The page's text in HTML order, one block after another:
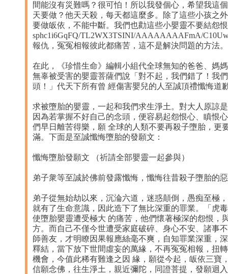
間能沒有災難嗎？很可怕！所以我發個心，希望我這
天要做？他天天殺，每天都這麼多。除了這些小孩之
要做皈依，不能中斷。我們也勸這些小嬰靈不要結怨恨
sphc1i6GqFQ/TL2WX3TSINI/AAAAAAAAFmA/
報仇，冤冤相報彼此都痛苦，這不是解決問題的方法
在此，《珍惜生命》編輯小組代全球無知的爸爸、媽
無辜被受害的嬰靈菩薩們說「對不起，我們錯了！我
頭！」代天下所有曾 經傷害嬰兒的人至誠頂禮懺悔道
求被墮胎的嬰靈，一起和我們求生淨土。對大人原諒
因為若掌握不好自己的念頭，便容易起怨恨心、瞋恨
們早日離苦得樂，願 全球的人類不要再殺子墮胎，更
滿。下面是至誠懺悔墮胎的發願文：
懺悔墮胎發願文 （祈請全部嬰靈一起參與）
弟子衆等至誠於佛前發露懺悔，懺悔往昔殺子墮胎的
弟子從無始劫以來，沉淪六道，迷惑顛倒，愚痴至極
就有了生命意識，因此造下了無比深重的罪業。「虎
使墮胎嬰靈遭受極大 的痛苦，他們懷著極深的怨恨，
方。而自己不僅今世遭受家庭破碎、身心不安、諸事
師善友，才明瞭因果報應絲毫不爽，自知罪業深重，
釋結，當下放下世間虛妄的萬緣，不再冤冤相報，扭
機會，今值此稀有難逢之因 緣，願從今起，皈依三寶
信願念佛，往生淨土，親近彌陀，同證菩提，發願迴